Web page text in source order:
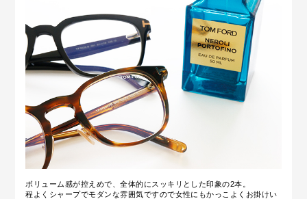
ボリューム感が控えめで、全体的にスッキリとした印象の2本。
程よくシャープでモダンな雰囲気ですので女性にもかっこよくお掛けい